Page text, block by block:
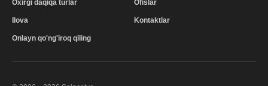
Oxirgi daqiqa turlar
Ilova
Onlayn qo'ng'iroq qiling
Ofislar
Kontaktlar